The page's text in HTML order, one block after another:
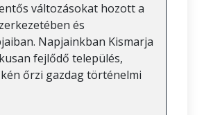
változásokat hozott a
és
Napjainkban Kismarja
fejlődő település,
őrzi gazdag történelmi